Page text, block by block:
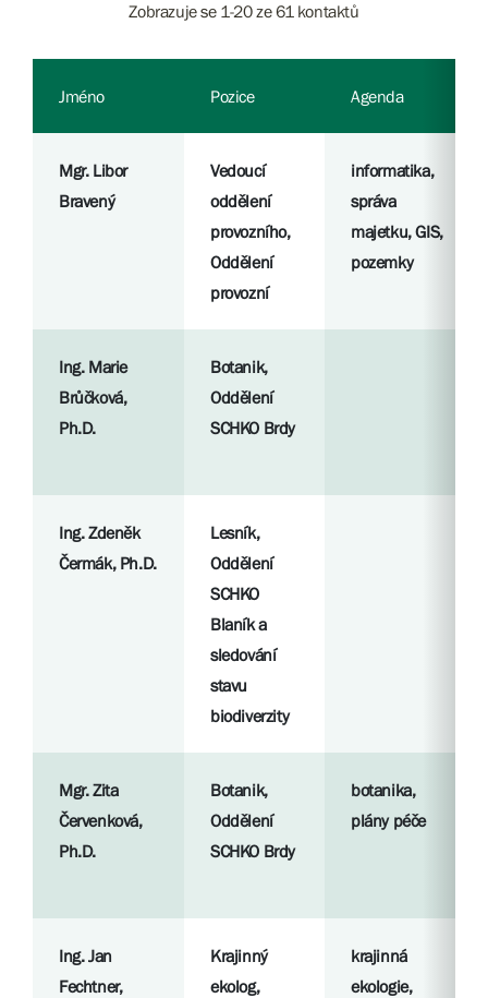
Zobrazuje se 1-20 ze 61 kontaktů
Jméno Pozice Agenda
Mgr. Libor
Bravený
Vedoucí
oddělení
provozního,
Oddělení
provozní
informatika,
správa
majetku, GIS,
pozemky
Ing. Marie
Brůčková,
Ph.D.
Botanik,
Oddělení
SCHKO Brdy
Ing. Zdeněk
Čermák, Ph.D.
Lesník,
Oddělení
SCHKO
Blaník a
sledování
stavu
biodiverzity
Mgr. Zita
Červenková,
Ph.D.
Botanik,
Oddělení
SCHKO Brdy
botanika,
plány péče
Ing. Jan
Fechtner,
Krajinný
ekolog,
krajinná
ekologie,